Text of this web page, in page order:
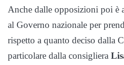
Anche dalle opposizioni poi è
al Governo nazionale per
rispetto a quanto deciso dalla
particolare dalla consigliera